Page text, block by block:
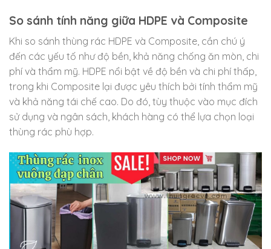
So sánh tính năng giữa HDPE và Composite
Khi so sánh thùng rác HDPE và Composite, cần chú ý
đến các yếu tố như độ bền, khả năng chống ăn mòn, chi
phí và thẩm mỹ. HDPE nổi bật về độ bền và chi phí thấp,
trong khi Composite lại được yêu thích bởi tính thẩm mỹ
và khả năng tái chế cao. Do đó, tùy thuộc vào mục đích
sử dụng và ngân sách, khách hàng có thể lựa chọn loại
thùng rác phù hợp.